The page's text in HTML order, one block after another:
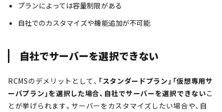
プランによっては容量制限がある
自社でのカスタマイズや機能追加が不可能
自社でサーバーを選択できない
RCMSのデメリットとして、 「スタンダードプラン」「仮想専用サ
ーバプラン」を選択した場合、自社でサーバーを選択できないこ
とが挙げられます。サーバーをカスタマイズしたい場合や、自